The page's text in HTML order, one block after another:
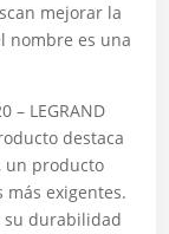
mejorar la
nombre es una
– LEGRAND
destaca
un producto
exigentes.
su durabilidad